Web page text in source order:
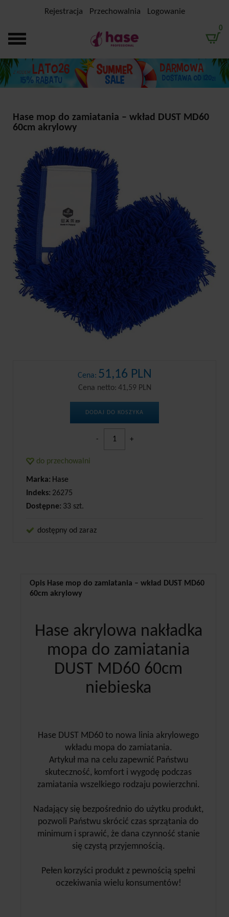
Rejestracja Przechowalnia Logowanie
0
Hase mop do zamiatania – wkład DUST MD60
60cm akrylowy
Cena: 51,16 PLN
Cena netto: 41,59 PLN
DODAJ DO KOSZYKA
- +
do przechowalni
Marka: Hase
Indeks: 26275
Dostępne: 33 szt.
dostępny od zaraz
Opis Hase mop do zamiatania – wkład DUST MD60
60cm akrylowy
Hase akrylowa nakładka
mopa do zamiatania
DUST MD60 60cm
niebieska
Hase DUST MD60 to nowa linia akrylowego
wkładu mopa do zamiatania.
Artykuł ma na celu zapewnić Państwu
skuteczność, komfort i wygodę podczas
zamiatania wszelkiego rodzaju powierzchni.
Nadający się bezpośrednio do użytku produkt,
pozwoli Państwu skrócić czas sprzątania do
minimum i sprawić, że dana czynność stanie
się czystą przyjemnością.
Pełen korzyści produkt z pewnością spełni
oczekiwania wielu konsumentów!